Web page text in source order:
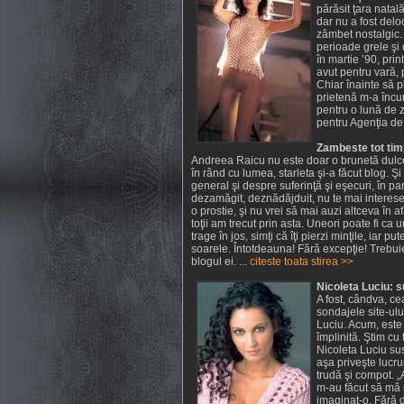
părăsit ţara
dar nu a fost
zâmbet
perioade grele şi
în martie ’90,
avut pentru vară,
Chiar înainte să
prietenă m-a
pentru o lună de
pentru Agenţia
Zambeste tot
Andreea Raicu nu este doar o brunetă
în rând cu lumea, starleta şi-a făcut blog.
general şi despre suferinţă şi eşecuri, în
dezamăgit, deznădăjduit, nu te mai
o prostie, şi nu vrei să mai auzi altceva în
toţii am trecut prin asta. Uneori poate fi ca
trage în jos, simţi că îţi pierzi minţile, iar
soarele. Întotdeauna! Fără excepţie!
blogul ei. ... citeste toata stirea >>
Nicoleta Luciu:
A fost, cândva,
sondajele site-
Luciu. Acum,
împlinită. Ştim cu
Nicoleta Luciu
aşa priveşte
trudă şi compot.
m-au făcut să
imaginat-o. Fără